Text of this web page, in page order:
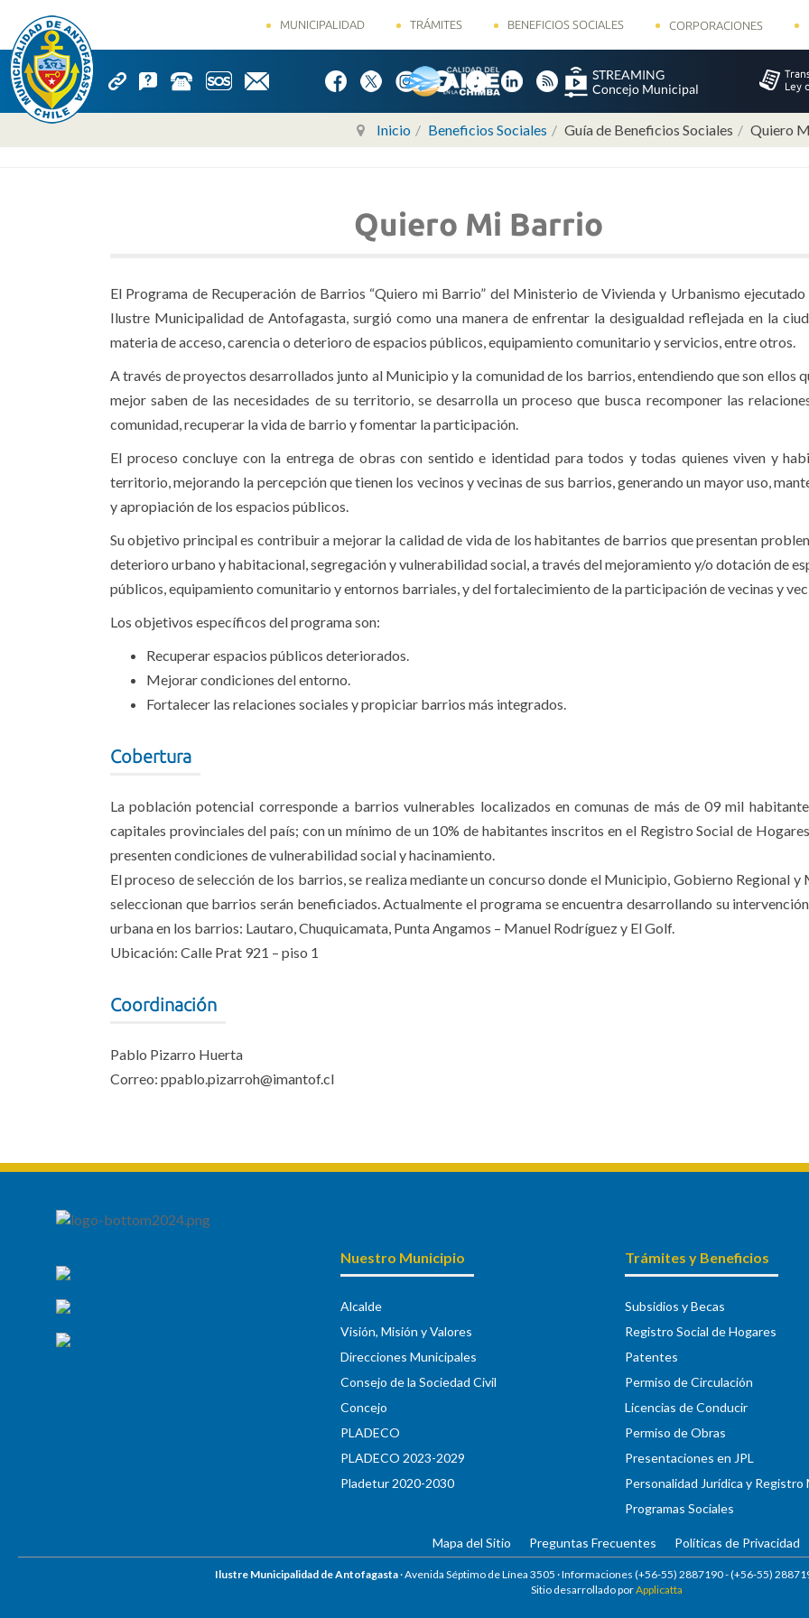
MUNICIPALIDAD TRÁMITES BENEFICIOS SOCIALES CORPORACIONES
Inicio Beneficios Sociales Guía de Beneficios Sociales Quiero
Quiero Mi Barrio
El Programa de Recuperación de Barrios “Quiero mi Barrio” del Ministerio de Vivienda y Urbanismo
Ilustre Municipalidad de Antofagasta, surgió como una manera de enfrentar la desigualdad reflejada en la
materia de acceso, carencia o deterioro de espacios públicos, equipamiento comunitario y servicios, entre otros.
A través de proyectos desarrollados junto al Municipio y la comunidad de los barrios, entendiendo que son ellos
mejor saben de las necesidades de su territorio, se desarrolla un proceso que busca recomponer las
comunidad, recuperar la vida de barrio y fomentar la participación.
El proceso concluye con la entrega de obras con sentido e identidad para todos y todas quienes viven y
territorio, mejorando la percepción que tienen los vecinos y vecinas de sus barrios, generando un mayor uso,
y apropiación de los espacios públicos.
Su objetivo principal es contribuir a mejorar la calidad de vida de los habitantes de barrios que presentan
deterioro urbano y habitacional, segregación y vulnerabilidad social, a través del mejoramiento y/o dotación de
públicos, equipamiento comunitario y entornos barriales, y del fortalecimiento de la participación de vecinas y
Los objetivos específicos del programa son:
Recuperar espacios públicos deteriorados.
Mejorar condiciones del entorno.
Fortalecer las relaciones sociales y propiciar barrios más integrados.
Cobertura
La población potencial corresponde a barrios vulnerables localizados en comunas de más de 09 mil
capitales provinciales del país; con un mínimo de un 10% de habitantes inscritos en el Registro Social de
presenten condiciones de vulnerabilidad social y hacinamiento.
El proceso de selección de los barrios, se realiza mediante un concurso donde el Municipio, Gobierno Regional y
seleccionan que barrios serán beneficiados. Actualmente el programa se encuentra desarrollando su
urbana en los barrios: Lautaro, Chuquicamata, Punta Angamos – Manuel Rodríguez y El Golf.
Ubicación: Calle Prat 921 – piso 1
Coordinación
Pablo Pizarro Huerta
Correo: ppablo.pizarroh@imantof.cl
Nuestro Municipio
Alcalde
Visión, Misión y Valores
Direcciones Municipales
Consejo de la Sociedad Civil
Concejo
PLADECO
PLADECO 2023-2029
Pladetur 2020-2030
Trámites y Beneficios
Subsidios y Becas
Registro Social de Hogares
Patentes
Permiso de Circulación
Licencias de Conducir
Permiso de Obras
Presentaciones en JPL
Personalidad Jurídica y Registro
Programas Sociales
Mapa del Sitio Preguntas Frecuentes Políticas de Privacidad
Ilustre Municipalidad de Antofagasta· Avenida Séptimo de Línea 3505 · Informaciones (+56-55) 2887190 -(+56-55)
Sitio desarrollado porApplicatta